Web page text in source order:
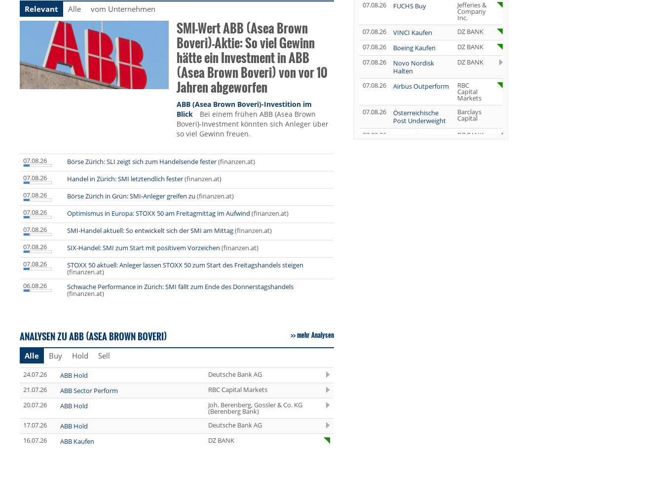
Relevant Alle vom Unternehmen
SMI-Wert ABB (Asea Brown
Boveri)-Aktie: So viel Gewinn
hätte ein Investment in ABB
(Asea Brown Boveri) von vor 10
Jahren abgeworfen
ABB (Asea Brown Boveri)-Investition im
Blick
Bei einem frühen ABB (Asea Brown
Boveri)-Investment könnten sich Anleger über
so viel Gewinn freuen.
07.08.26 Börse Zürich: SLI zeigt sich zum Handelsende fester(finanzen.at)
07.08.26
Handel in Zürich: SMI letztendlich fester(finanzen.at)
07.08.26
Börse Zürich in Grün: SMI-Anleger greifen zu (finanzen.at)
07.08.26
Optimismus in Europa: STOXX 50 am Freitagmittag im Aufwind (finanzen.at)
07.08.26
SMI-Handel aktuell: So entwickelt sich der SMI am Mittag(finanzen.at)
07.08.26
SIX-Handel: SMI zum Start mit positivem Vorzeichen (finanzen.at)
07.08.26
STOXX 50 aktuell: Anleger lassen STOXX 50 zum Start des Freitagshandels steigen
(finanzen.at)
06.08.26
Schwache Performance in Zürich: SMI fällt zum Ende des Donnerstagshandels
(finanzen.at)
ANALYSEN ZU ABB (ASEA BROWN BOVERI) mehr Analysen
Alle Buy Hold Sell
24.07.26 ABB Hold
Deutsche Bank AG
21.07.26
ABB Sector Perform
RBC Capital Markets
20.07.26
ABB Hold Joh. Berenberg, Gossler & Co. KG
(Berenberg Bank)
17.07.26
ABB Hold
Deutsche Bank AG
16.07.26
ABB Kaufen DZ BANK
07.08.26
FUCHS Buy Jefferies &
Company
Inc.
07.08.26
VINCI Kaufen
DZ BANK
07.08.26
Boeing Kaufen
DZ BANK
07.08.26
Novo Nordisk
Halten
DZ BANK
07.08.26 Airbus Outperform RBC
Capital
Markets
07.08.26
Österreichische
Post Underweight
Barclays
Capital
07.08.26
SUSS MicroTec
DZ BANK